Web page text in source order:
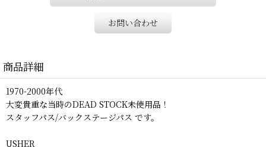
お問い合わせ
商品詳細
1970-2000年代
大変貴重な当時のDEAD STOCK未使用品！
スタッフパス/バックステージパス です。
USHER